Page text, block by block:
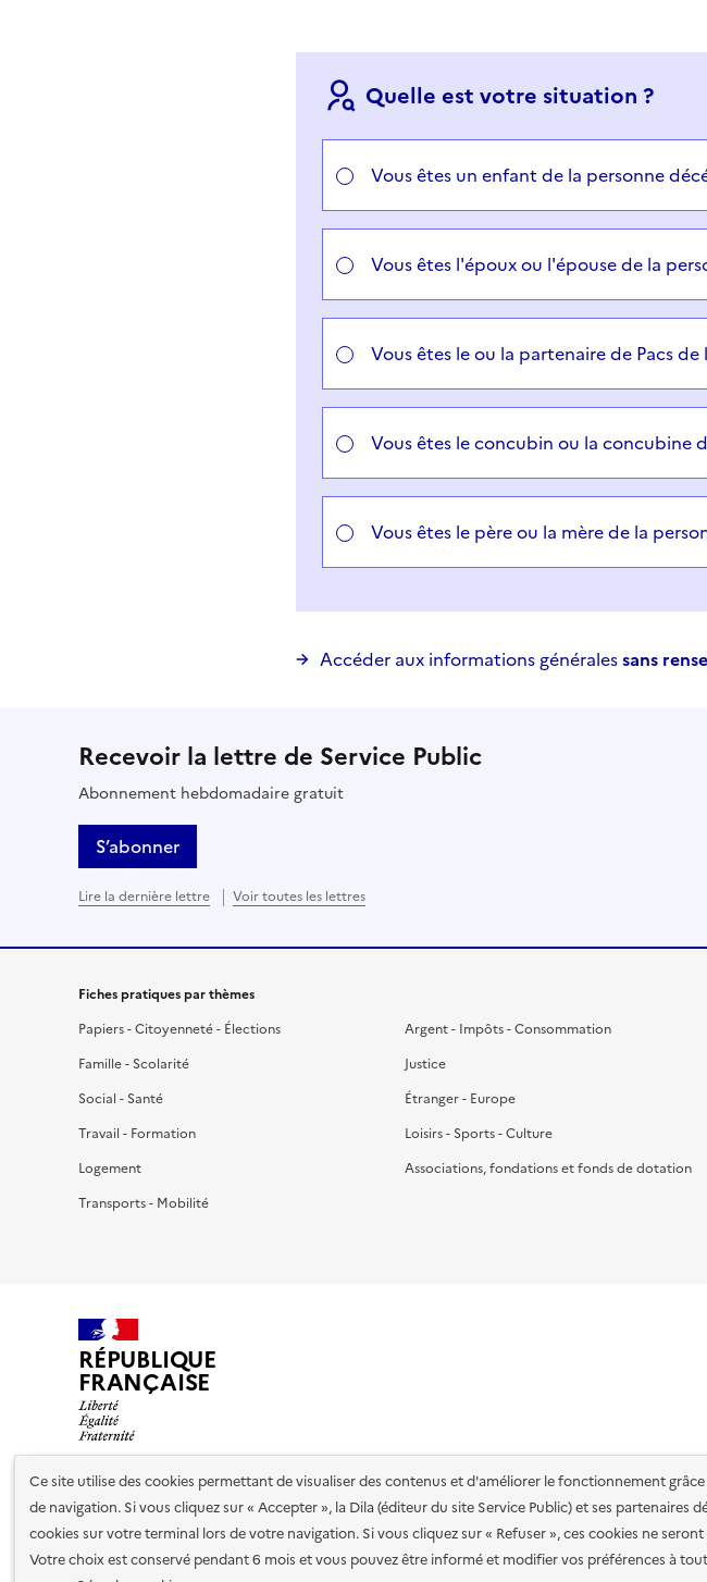
Ce site utilise des cookies permettant de visualiser des contenus et d'améliorer le fonctionnement
de navigation. Si vous cliquez sur « Accepter », la Dila (éditeur du site Service Public) et ses partenaires
cookies sur votre terminal lors de votre navigation. Si vous cliquez sur « Refuser », ces cookies ne seront
Votre choix est conservé pendant 6 mois et vous pouvez être informé et modifier vos préférences à
Quelle est votre situation ?
Vous êtes un enfant de la personne
Vous êtes l'époux ou l'épouse de la
Vous êtes le ou la partenaire de Pacs
Vous êtes le concubin ou la concubine
Vous êtes le père ou la mère de la
Accéder aux informations généralessans
Recevoir la lettre de Service Public
Abonnement hebdomadaire gratuit
S’abonner
Lire la dernière lettre Voir toutes les lettres
Fiches pratiques par thèmes
Papiers - Citoyenneté - Élections
Famille - Scolarité
Social - Santé
Travail - Formation
Logement
Transports - Mobilité
Argent - Impôts - Consommation
Justice
Étranger - Europe
Loisirs - Sports - Culture
Associations, fondations et fonds de dotation
RÉPUBLIQUE
FRANÇAISE
Nos partenaires